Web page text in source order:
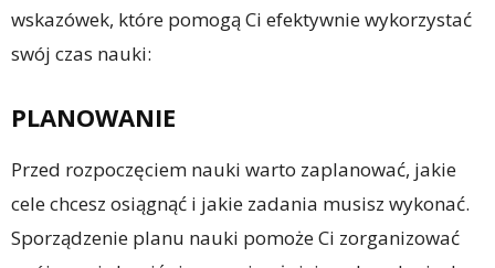
wskazówek, które pomogą Ci efektywnie wykorzystać
swój czas nauki:
PLANOWANIE
Przed rozpoczęciem nauki warto zaplanować, jakie
cele chcesz osiągnąć i jakie zadania musisz wykonać.
Sporządzenie planu nauki pomoże Ci zorganizować